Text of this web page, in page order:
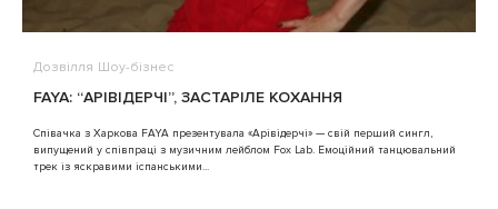
Дозвілля Шоу-бізнес
FAYA: “АРІВІДЕРЧІ”, ЗАСТАРІЛЕ КОХАННЯ
Співачка з Харкова FAYA презентувала «Арівідерчі» — свій перший сингл,
випущений у співпраці з музичним лейблом Fox Lab. Емоційний танцювальний
трек із яскравими іспанськими...